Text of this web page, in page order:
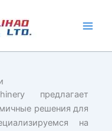
предлагает
решения для
на